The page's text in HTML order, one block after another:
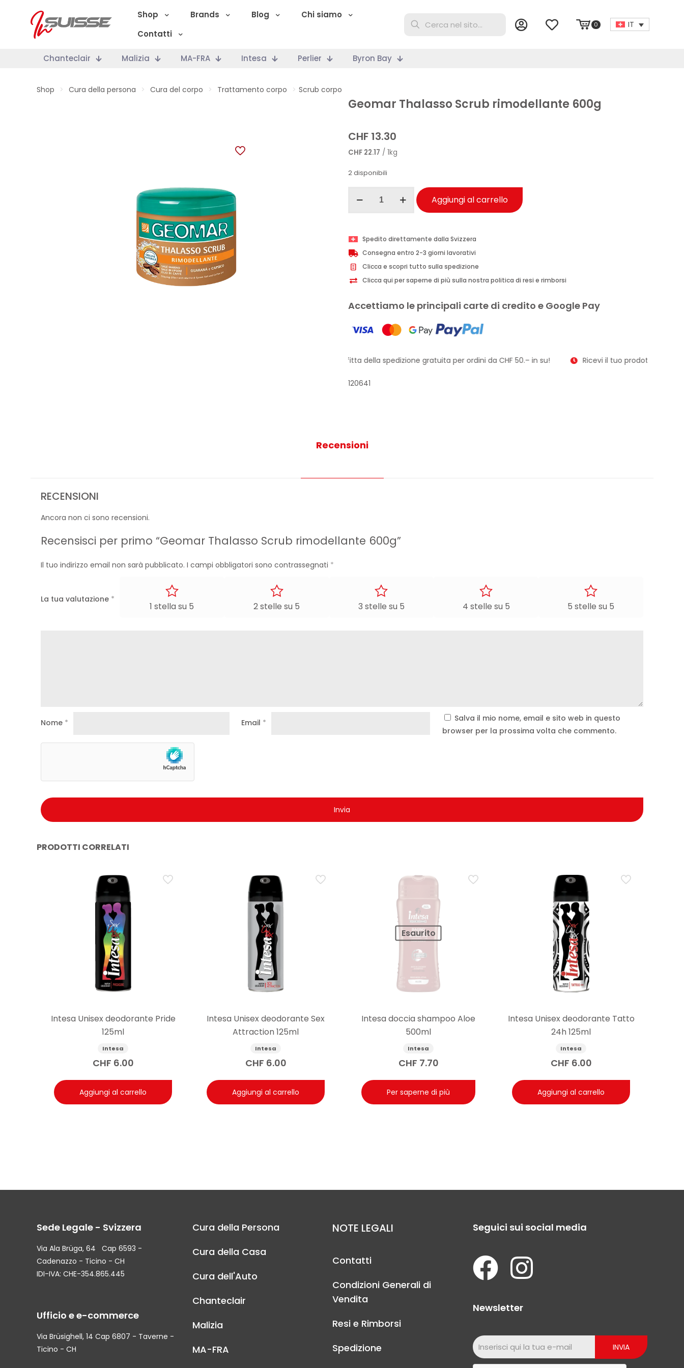
Shop Brands Blog
Chi siamo
Contatti
0 IT
Chanteclair Malizia MA-FRA Intesa Perlier Byron Bay
Shop > Cura della persona > Cura del corpo > Trattamento corpo > Scrub corpo
Geomar Thalasso Scrub rimodellante 600g
CHF 13.30
CHF 22.17 / 1kg
2 disponibili
Thalasso
600g
quantità
Aggiungi al carrello
Spedito direttamente dalla Svizzera
Consegna entro 2-3 giorni lavorativi
Clicca e scopri tutto sulla spedizione
Clicca qui per saperne di più sulla nostra politica di resi e rimborsi
Accettiamo le principali carte di credito e Google Pay
Approfitta della spedizione gratuita per ordini da CHF 50.– in su! Ricevi il tuo prodotto in soli
120641
Recensioni
RECENSIONI
Ancora non ci sono recensioni.
Recensisci per primo “Geomar Thalasso Scrub rimodellante 600g”
Il tuo indirizzo email non sarà pubblicato. I campi obbligatori sono contrassegnati *
La tua valutazione *
1 stella su 5 2 stelle su 5 3 stelle su 5 4 stelle su 5 5 stelle su 5
Nome * Email *
Salva il mio nome, email e sito web in questo
browser per la prossima volta che commento.
PRODOTTI CORRELATI
Intesa Unisex deodorante Pride
125ml
Intesa
CHF 6.00
Aggiungi al carrello
Intesa Unisex deodorante Sex
Attraction 125ml
Intesa
CHF 6.00
Aggiungi al carrello
Esaurito
Intesa doccia shampoo Aloe
500ml
Intesa
CHF 7.70
Per saperne di più
Intesa Unisex deodorante Tatto
24h 125ml
Intesa
CHF 6.00
Aggiungi al carrello
Sede Legale - Svizzera
Via Ala Brüga, 64 Cap 6593 -
Cadenazzo - Ticino - CH
IDI-IVA: CHE-354.865.445
Ufficio e e-commerce
Via Brüsighell, 14 Cap 6807 - Taverne -
Ticino - CH
Cura della Persona
Cura della Casa
Cura dell'Auto
Chanteclair
Malizia
MA-FRA
NOTE LEGALI
Contatti
Condizioni Generali di
Vendita
Resi e Rimborsi
Spedizione
Seguici sui social media
Newsletter